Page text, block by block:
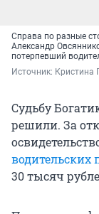
Справа по разные
Александр
потерпевший
Источник: Кристина
Судьбу
решили. За
водительских
30 тысяч